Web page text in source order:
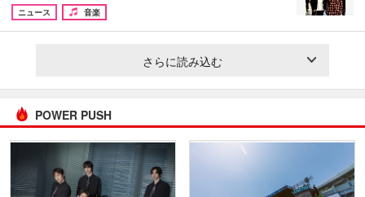
ニュース
音楽
さらに読み込む
POWER PUSH